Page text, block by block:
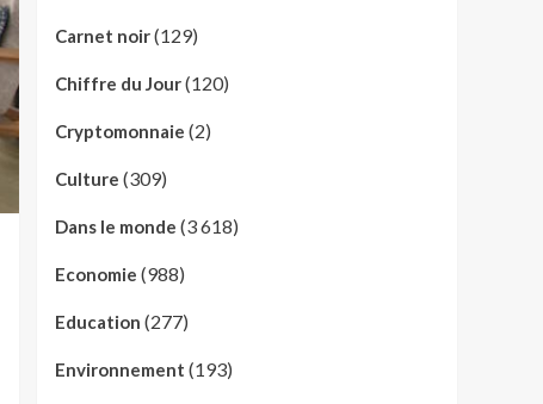
Carnet noir(129)
Chiffre du Jour(120)
Cryptomonnaie (2)
Culture (309)
Dans le monde (3 618)
Economie (988)
Education (277)
Environnement (193)